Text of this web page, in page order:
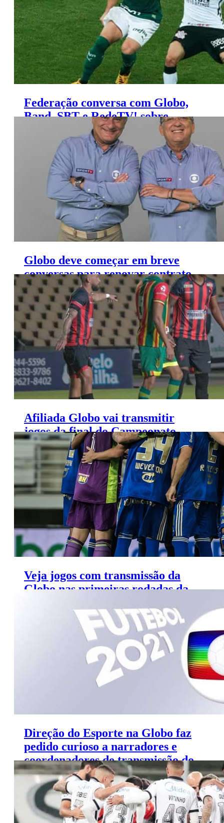
Federação conversa com Globo,
Band, SBT e RedeTV! sobre
direitos do Paulistão 2022
Globo deve começar em breve
conversas para renovar contrato
de narradores esportivos
Afiliada Globo vai transmitir
jogos da final do Campeonato
Maranhense
Veja jogos com transmissão da
Globo nas primeiras rodadas da
Direção do Esporte na Globo faz
pedido curioso a narradores e
coordenadores de transmissão do
futebol